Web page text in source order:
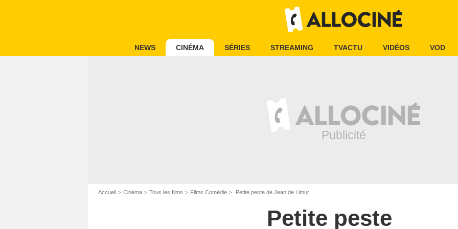
NEWS CINÉMA SÉRIES STREAMING TVACTU VIDÉOS VOD
Accueil Cinéma Tous les films Films Comédie Petite peste de Jean de Limur
Petite peste